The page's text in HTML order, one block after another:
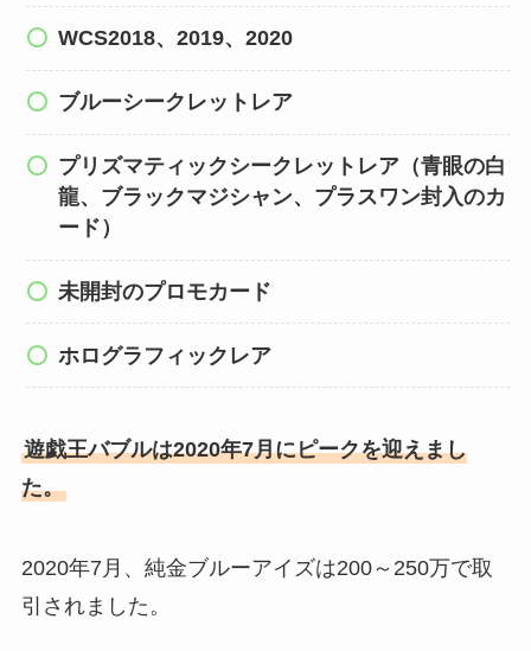
WCS2018、2019、2020
ブルーシークレットレア
プリズマティックシークレットレア（青眼の白
龍、ブラックマジシャン、プラスワン封入のカ
ード）
未開封のプロモカード
ホログラフィックレア
遊戯王バブルは2020年7月にピークを迎えまし
た。
2020年7月、純金ブルーアイズは200～250万で取
引されました。